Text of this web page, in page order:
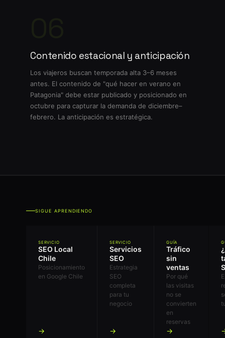
Contenido estacional y anticipación
Los viajeros buscan temporada alta 3–6 meses
antes. El contenido de "qué hacer en verano en
Patagonia" debe estar publicado y posicionado en
octubre para capturar la demanda de diciembre–
febrero. La anticipación es estratégica.
SIGUE APRENDIENDO
SERVICIO
SEO Local
Chile
Posicionamiento
en Google Chile
→
SERVICIO
Servicios
SEO
Estrategia
SEO
completa
para tu
negocio
→
GUÍA
Tráfico
sin
ventas
Por qué
las visitas
no se
convierten
en
reservas
→